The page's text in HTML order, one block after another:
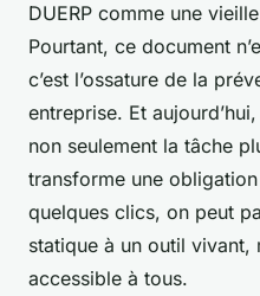
DUERP comme une
Pourtant, ce document
c’est l’ossature de la
entreprise. Et
non seulement la tâche
transforme une
quelques clics, on peut
statique à un outil vivant,
accessible à tous.